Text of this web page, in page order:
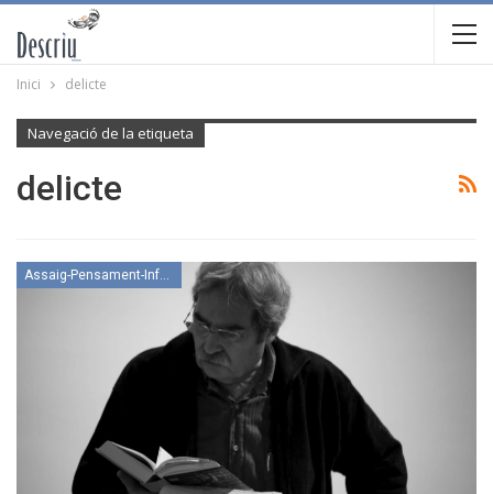
Inici delicte
Navegació de la etiqueta
delicte
Assaig-Pensament-Informació